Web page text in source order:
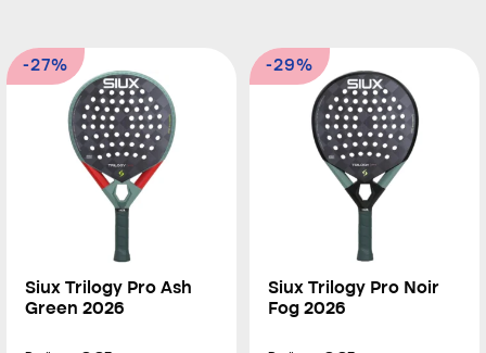
-27%
Siux Trilogy Pro Ash
Green 2026
-29%
Siux Trilogy Pro Noir
Fog 2026